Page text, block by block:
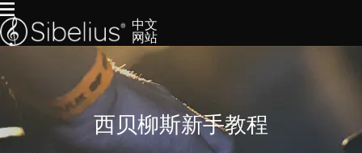
中文
网站
首页
产品
服务
西贝柳斯新手教程